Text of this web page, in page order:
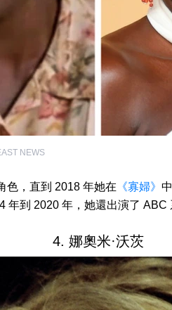
NEWS
色，直到 2018 年她在 《寡婦》
年到 2020 年，她還出演了 ABC
4. 娜奧米·沃茨